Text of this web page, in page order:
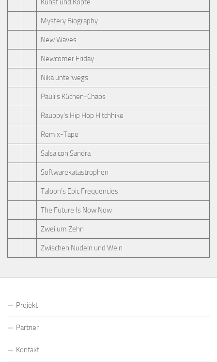
Kunst und Köpfe
Mystery Biography
New Waves
Newcomer Friday
Nika unterwegs
Pauli's Küchen-Chaos
Rauppy’s Hip Hop Hitchhike
Remix-Tape
Salsa con Sandra
Softwarekatastrophen
Taloon’s Epic Frequencies
The Future Is Now Now
Zwei um Zehn
Zwischen Nudeln und Wein
Projekt
Partner
Kontakt